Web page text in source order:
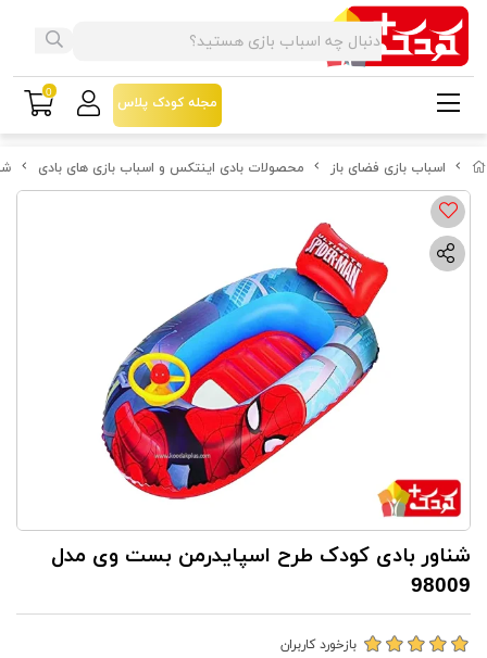
اسباب بازی فضای باز محصولات بادی اینتکس و اسباب بازی های بادی
شناور بادی کودک طرح اسپایدرمن بست وی مدل
98009
بازخورد کاربران
مجله کودک پلاس
0